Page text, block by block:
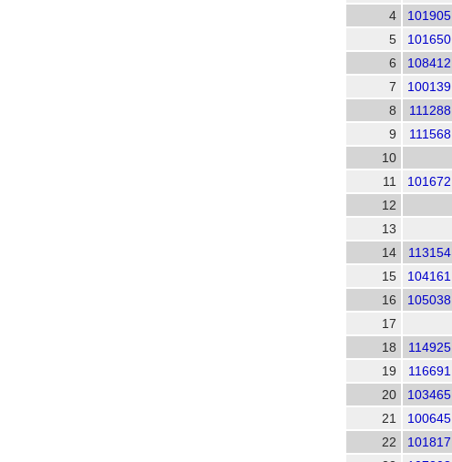
4
101905
5
101650
6
108412
7
100139
8
111288
9
111568
10
11
101672
12
13
14
113154
15
104161
16
105038
17
18
114925
19
116691
20
103465
21
100645
22
101817